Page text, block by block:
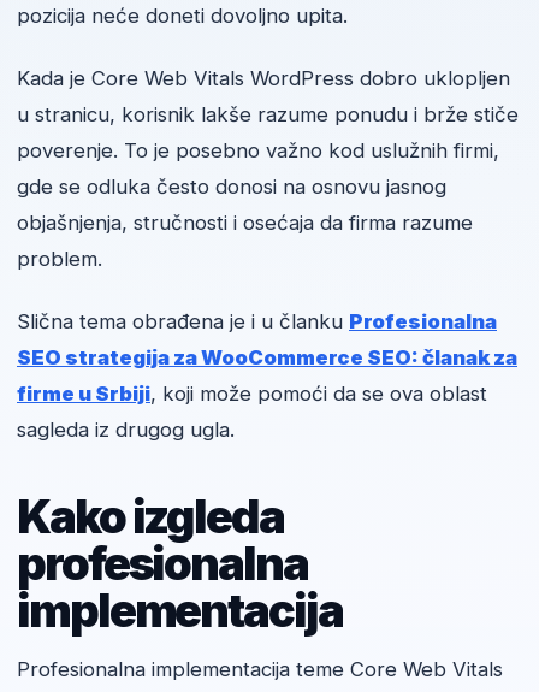
pozicija neće doneti dovoljno upita.
Kada je Core Web Vitals WordPress dobro uklopljen
u stranicu, korisnik lakše razume ponudu i brže stiče
poverenje. To je posebno važno kod uslužnih firmi,
gde se odluka često donosi na osnovu jasnog
objašnjenja, stručnosti i osećaja da firma razume
problem.
Slična tema obrađena je i u članku Profesionalna
SEO strategija za WooCommerce SEO: članak za
firme u Srbiji, koji može pomoći da se ova oblast
sagleda iz drugog ugla.
Kako izgleda
profesionalna
implementacija
Profesionalna implementacija teme Core Web Vitals